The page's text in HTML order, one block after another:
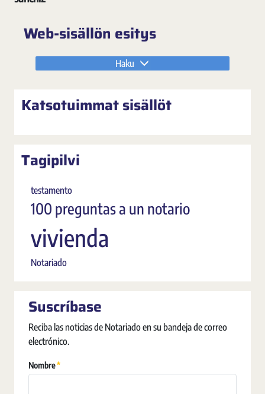
Web-sisällön esitys
Haku
Katsotuimmat sisällöt
Tagipilvi
testamento
100 preguntas a un notario
vivienda
Notariado
Suscríbase
Reciba las noticias de Notariado en su bandeja de correo
electrónico.
Nombre Pakollinen